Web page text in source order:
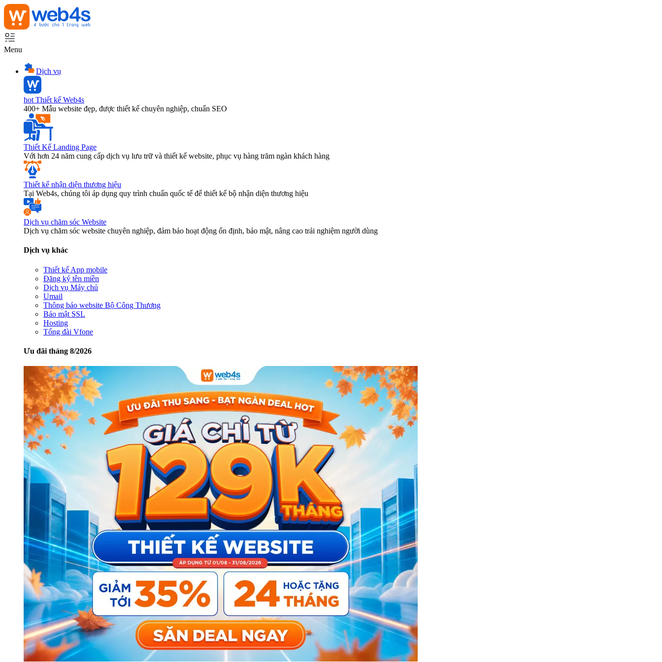
Menu
Dịch vụ
hot Thiết kế Web4s
400+ Mẫu website đẹp, được thiết kế chuyên nghiệp, chuẩn SEO
Thiết Kế Landing Page
Với hơn 24 năm cung cấp dịch vụ lưu trữ và thiết kế website, phục vụ hàng trăm ngàn khách hàng
Thiết kế nhận diện thương hiệu
Tại Web4s, chúng tôi áp dụng quy trình chuẩn quốc tế để thiết kế bộ nhận diện thương hiệu
Dịch vụ chăm sóc Website
Dịch vụ chăm sóc website chuyên nghiệp, đảm bảo hoạt động ổn định, bảo mật, nâng cao trải nghiệm người dùng
Dịch vụ khác
Thiết kế App mobile
Đăng ký tên miền
Dịch vụ Máy chủ
Umail
Thông báo website Bộ Công Thương
Bảo mật SSL
Hosting
Tổng đài Vfone
Ưu đãi tháng 8/2026